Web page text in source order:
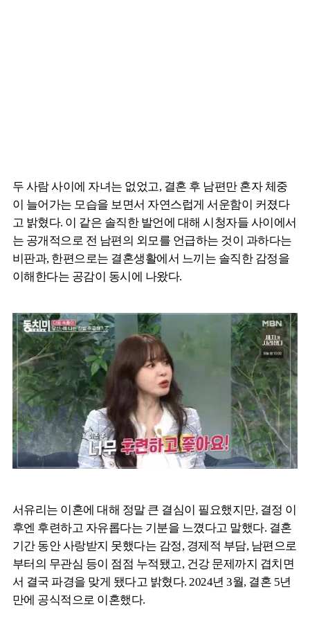
두 사람 사이에 자녀는 없었고, 결혼 후 남편만 혼자 체중
이 늘어가는 모습을 보면서 자연스럽게 서운함이 커졌다
고 밝혔다. 이 같은 솔직한 발언에 대해 시청자들 사이에서
는 공개적으로 전 남편의 외모를 언급하는 것이 과하다는
비판과, 한편으로는 결혼생활에서 느끼는 솔직한 감정을
이해한다는 공감이 동시에 나왔다.
서유리는 이혼에 대해 정말 큰 결심이 필요했지만, 결정 이
후엔 후련하고 자유롭다는 기분을 느꼈다고 말했다. 결혼
기간 동안 사랑받지 못했다는 감정, 경제적 부담, 남편으로
부터의 무관심 등이 점점 누적됐고, 건강 문제까지 겹치면
서 결국 파경을 맞게 됐다고 밝혔다. 2024년 3월, 결혼 5년
만에 공식적으로 이혼했다.